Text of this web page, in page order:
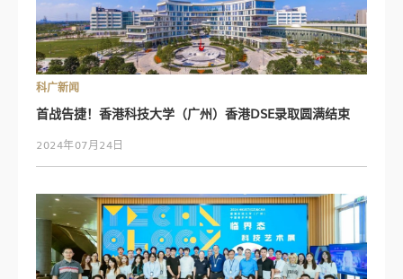
科广新闻
首战告捷！香港科技大学（广州）香港DSE录取圆满结束
2024年07月24日